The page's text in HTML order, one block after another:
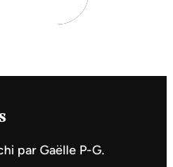
par Gaëlle P-G.